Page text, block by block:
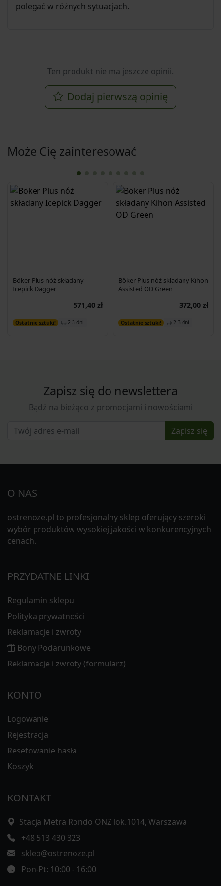
polegać w różnych sytuacjach.
Ten produkt nie ma jeszcze opinii.
Dodaj pierwszą opinię
Może Cię zainteresować
Böker Plus nóż składany
Icepick Dagger
571,40 zł
Ostatnie sztuki! 2-3 dni
Dodaj do koszyka
Böker Plus nóż składany Kihon
Assisted OD Green
372,00 zł
Ostatnie sztuki! 2-3 dni
Dodaj do koszyka
Zapisz się do newslettera
Bądź na bieżąco z promocjami i nowościami
Zapisz się
O NAS
ostrenoze.pl to profesjonalny sklep oferujący szeroki
wybór produktów wysokiej jakości w konkurencyjnych
cenach.
PRZYDATNE LINKI
Regulamin sklepu
Polityka prywatności
Reklamacje i zwroty
Bony Podarunkowe
Reklamacje i zwroty (formularz)
KONTO
Logowanie
Rejestracja
Resetowanie hasła
Koszyk
KONTAKT
Stacja Metra Rondo ONZ lok.1014, Warszawa
+48 513 430 323
sklep@ostrenoze.pl
Pon-Pt: 10:00 - 16:00